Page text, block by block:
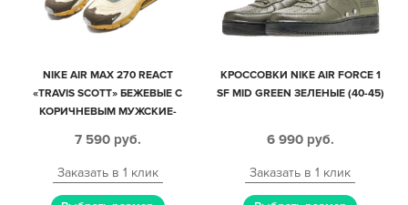
NIKE AIR MAX 270 REACT
«TRAVIS SCOTT» БЕЖЕВЫЕ С
КОРИЧНЕВЫМ МУЖСКИЕ-
7 590 руб.
Заказать в 1 клик
КРОССОВКИ NIKE AIR FORCE 1
SF MID GREEN ЗЕЛЕНЫЕ (40-45)
6 990 руб.
Заказать в 1 клик